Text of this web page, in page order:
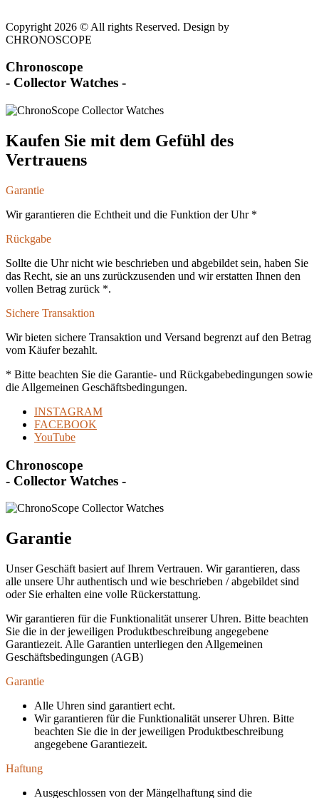
Copyright 2026 © All rights Reserved. Design by
CHRONOSCOPE
Chronoscope
- Collector Watches -
Kaufen Sie mit dem Gefühl des
Vertrauens
Garantie
Wir garantieren die Echtheit und die Funktion der Uhr *
Rückgabe
Sollte die Uhr nicht wie beschrieben und abgebildet sein, haben Sie
das Recht, sie an uns zurückzusenden und wir erstatten Ihnen den
vollen Betrag zurück *.
Sichere Transaktion
Wir bieten sichere Transaktion und Versand begrenzt auf den Betrag
vom Käufer bezahlt.
* Bitte beachten Sie die Garantie- und Rückgabebedingungen sowie
die Allgemeinen Geschäftsbedingungen.
INSTAGRAM
FACEBOOK
YouTube
Chronoscope
- Collector Watches -
Garantie
Unser Geschäft basiert auf Ihrem Vertrauen. Wir garantieren, dass
alle unsere Uhr authentisch und wie beschrieben / abgebildet sind
oder Sie erhalten eine volle Rückerstattung.
Wir garantieren für die Funktionalität unserer Uhren. Bitte beachten
Sie die in der jeweiligen Produktbeschreibung angegebene
Garantiezeit. Alle Garantien unterliegen den Allgemeinen
Geschäftsbedingungen (AGB)
Garantie
Alle Uhren sind garantiert echt.
Wir garantieren für die Funktionalität unserer Uhren. Bitte
beachten Sie die in der jeweiligen Produktbeschreibung
angegebene Garantiezeit.
Haftung
Ausgeschlossen von der Mängelhaftung sind die